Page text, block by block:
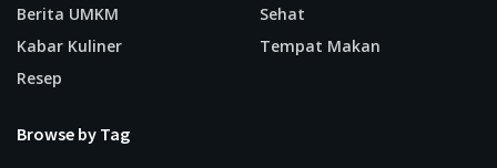
Berita UMKM
Kabar Kuliner
Resep
Sehat
Tempat Makan
Browse by Tag